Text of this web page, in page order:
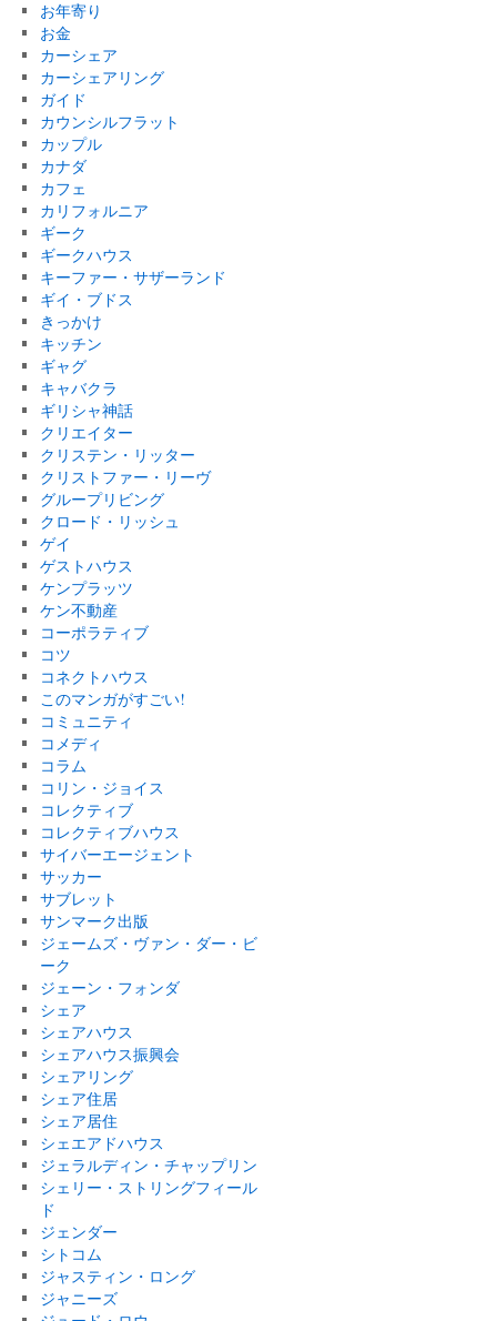
お年寄り
お金
カーシェア
カーシェアリング
ガイド
カウンシルフラット
カップル
カナダ
カフェ
カリフォルニア
ギーク
ギークハウス
キーファー・サザーランド
ギイ・ブドス
きっかけ
キッチン
ギャグ
キャバクラ
ギリシャ神話
クリエイター
クリステン・リッター
クリストファー・リーヴ
グループリビング
クロード・リッシュ
ゲイ
ゲストハウス
ケンプラッツ
ケン不動産
コーポラティブ
コツ
コネクトハウス
このマンガがすごい!
コミュニティ
コメディ
コラム
コリン・ジョイス
コレクティブ
コレクティブハウス
サイバーエージェント
サッカー
サブレット
サンマーク出版
ジェームズ・ヴァン・ダー・ビ
ーク
ジェーン・フォンダ
シェア
シェアハウス
シェアハウス振興会
シェアリング
シェア住居
シェア居住
シェエアドハウス
ジェラルディン・チャップリン
シェリー・ストリングフィール
ド
ジェンダー
シトコム
ジャスティン・ロング
ジャニーズ